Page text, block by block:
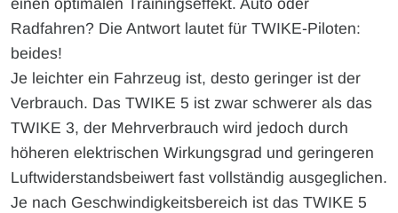
Radfahren? Die Antwort lautet für TWIKE-Piloten:
beides!
Je leichter ein Fahrzeug ist, desto geringer ist der
Verbrauch. Das TWIKE 5 ist zwar schwerer als das
TWIKE 3, der Mehrverbrauch wird jedoch durch
höheren elektrischen Wirkungsgrad und geringeren
Luftwiderstandsbeiwert fast vollständig ausgeglichen.
Je nach Geschwindigkeitsbereich ist das TWIKE 5